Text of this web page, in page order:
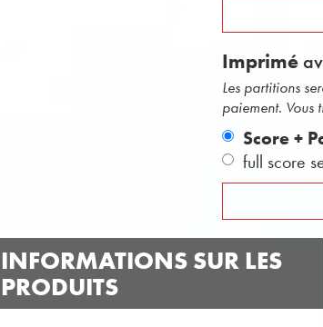
Imprimé
Les partitions
paiement. Vous
Score +
full score
INFORMATIONS SUR LES
PRODUITS